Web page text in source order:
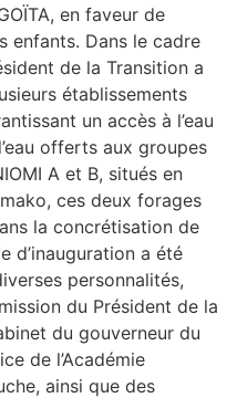
en faveur de
enfants. Dans le cadre
de la Transition a
établissements
un accès à l’eau
offerts aux groupes
A et B, situés en
ces deux forages
la concrétisation de
d’inauguration a été
personnalités,
du Président de la
du gouverneur du
de l’Académie
ainsi que des